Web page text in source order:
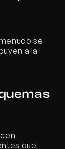
se
a la
que